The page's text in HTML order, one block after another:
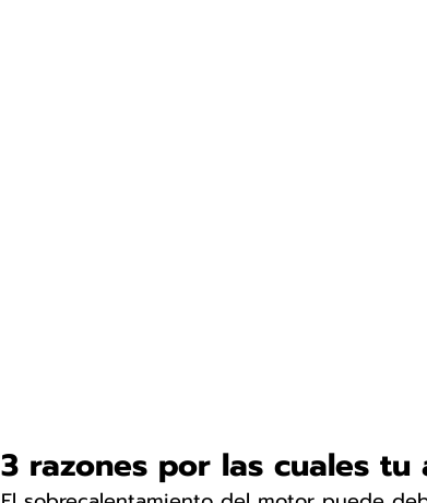
3 razones por las cuales